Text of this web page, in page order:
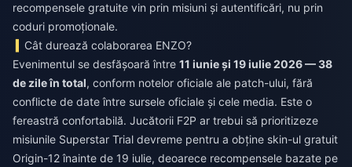
recompensele gratuite vin prin misiuni și autentificări, nu prin
coduri promoționale.
Cât durează colaborarea ENZO?
Evenimentul se desfășoară între 11 iunie și 19 iulie 2026 — 38
de zile în total, conform notelor oficiale ale patch-ului, fără
conflicte de date între sursele oficiale și cele media. Este o
fereastră confortabilă. Jucătorii F2P ar trebui să prioritizeze
misiunile Superstar Trial devreme pentru a obține skin-ul gratuit
Origin-12 înainte de 19 iulie, deoarece recompensele bazate pe